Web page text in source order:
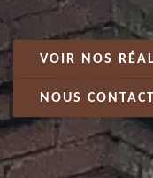
VOIR NOS
NOUS